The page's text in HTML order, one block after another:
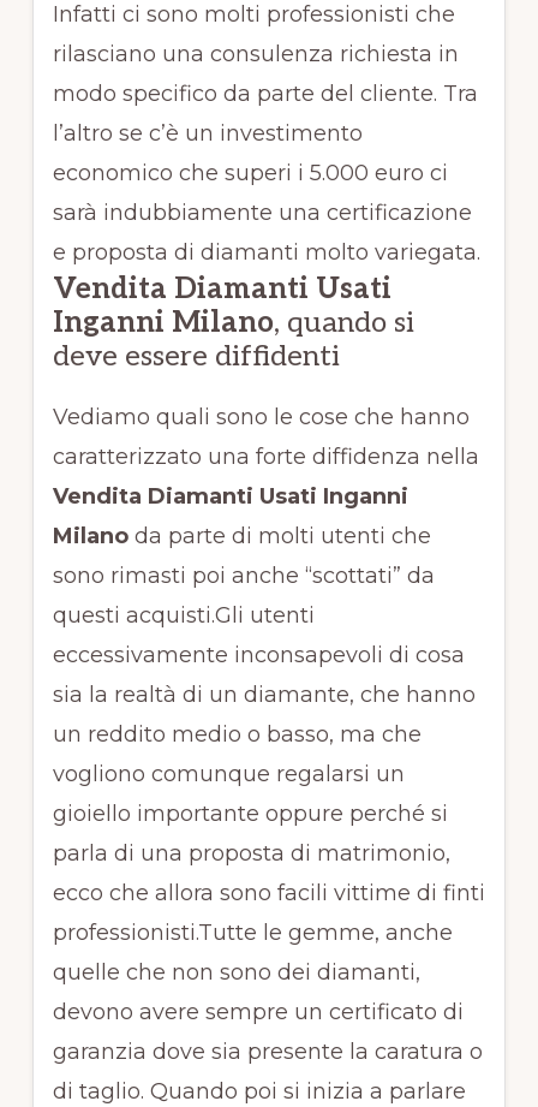
Infatti ci sono molti professionisti che
rilasciano una consulenza richiesta in
modo specifico da parte del cliente. Tra
l’altro se c’è un investimento
economico che superi i 5.000 euro ci
sarà indubbiamente una certificazione
e proposta di diamanti molto variegata.
Vendita Diamanti Usati
Inganni Milano, quando si
deve essere diffidenti
Vediamo quali sono le cose che hanno
caratterizzato una forte diffidenza nella
Vendita Diamanti Usati Inganni
Milanoda parte di molti utenti che
sono rimasti poi anche “scottati” da
questi acquisti.Gli utenti
eccessivamente inconsapevoli di cosa
sia la realtà di un diamante, che hanno
un reddito medio o basso, ma che
vogliono comunque regalarsi un
gioiello importante oppure perché si
parla di una proposta di matrimonio,
ecco che allora sono facili vittime di finti
professionisti.Tutte le gemme, anche
quelle che non sono dei diamanti,
devono avere sempre un certificato di
garanzia dove sia presente la caratura o
di taglio. Quando poi si inizia a parlare